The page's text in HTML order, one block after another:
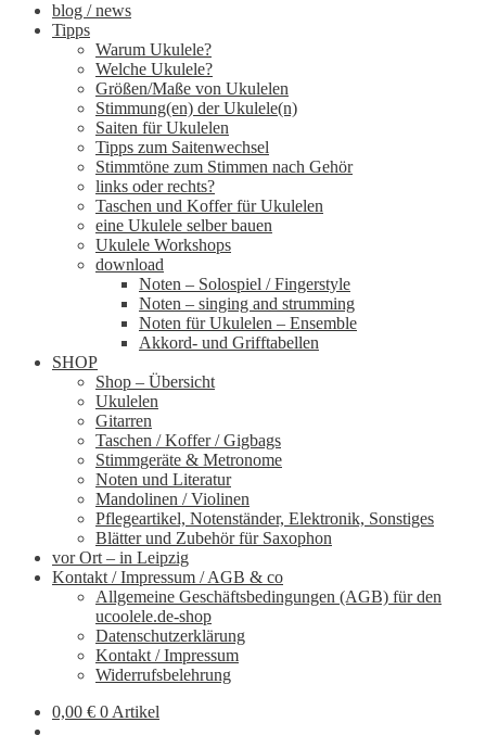
blog / news
Tipps
Warum Ukulele?
Welche Ukulele?
Größen/Maße von Ukulelen
Stimmung(en) der Ukulele(n)
Saiten für Ukulelen
Tipps zum Saitenwechsel
Stimmtöne zum Stimmen nach Gehör
links oder rechts?
Taschen und Koffer für Ukulelen
eine Ukulele selber bauen
Ukulele Workshops
download
Noten – Solospiel / Fingerstyle
Noten – singing and strumming
Noten für Ukulelen – Ensemble
Akkord- und Grifftabellen
SHOP
Shop – Übersicht
Ukulelen
Gitarren
Taschen / Koffer / Gigbags
Stimmgeräte & Metronome
Noten und Literatur
Mandolinen / Violinen
Pflegeartikel, Notenständer, Elektronik, Sonstiges
Blätter und Zubehör für Saxophon
vor Ort – in Leipzig
Kontakt / Impressum / AGB & co
Allgemeine Geschäftsbedingungen (AGB) für den
ucoolele.de-shop
Datenschutzerklärung
Kontakt / Impressum
Widerrufsbelehrung
0,00 € 0 Artikel